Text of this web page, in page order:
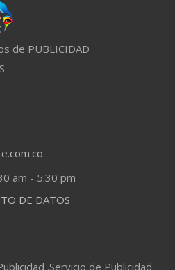
de PUBLICIDAD
am - 5:30 pm
DE DATOS
.Servicio de Publicidad